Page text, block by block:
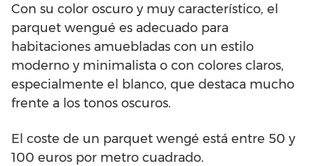
Con su color oscuro y muy característico, el
parquet wengué es adecuado para
habitaciones amuebladas con un estilo
moderno y minimalista o con colores claros,
especialmente el blanco, que destaca mucho
frente a los tonos oscuros.
El coste de un parquet wengé está entre 50 y
100 euros por metro cuadrado.